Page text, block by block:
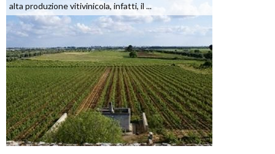
alta produzione vitivinicola, infatti, il ...